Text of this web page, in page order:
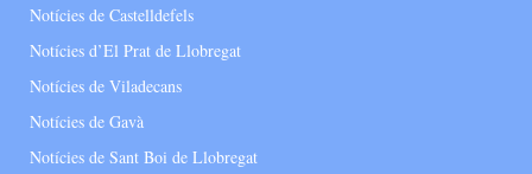
Notícies de Castelldefels
Notícies d’El Prat de Llobregat
Notícies de Viladecans
Notícies de Gavà
Notícies de Sant Boi de Llobregat